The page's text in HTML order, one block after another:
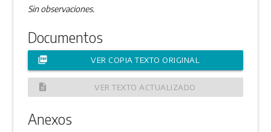
Sin observaciones.
Documentos
picture_as_pdf VER COPIA TEXTO ORIGINAL
description VER TEXTO ACTUALIZADO
Anexos